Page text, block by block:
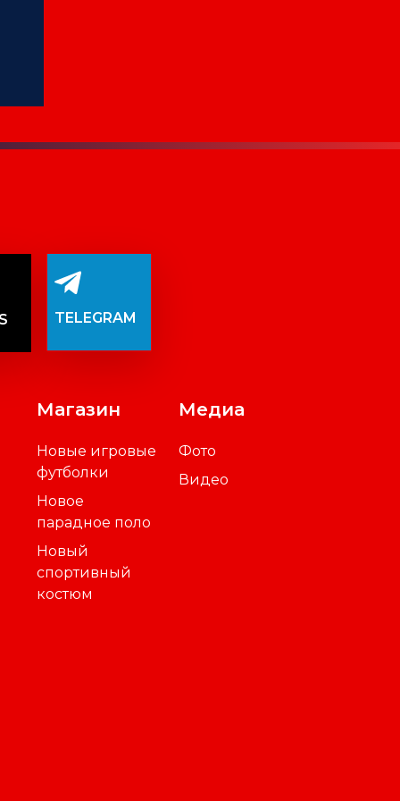
TELEGRAM
Магазин
Новые игровые
футболки
Новое
парадное поло
Новый
спортивный
костюм
Медиа
Фото
Видео